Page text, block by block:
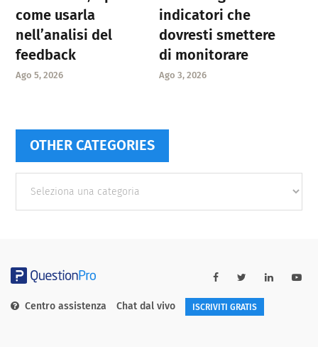
come usarla
nell’analisi del
feedback
Ago 5, 2026
indicatori che
dovresti smettere
di monitorare
Ago 3, 2026
OTHER CATEGORIES
categories
Centro assistenza Chat dal vivo ISCRIVITI GRATIS